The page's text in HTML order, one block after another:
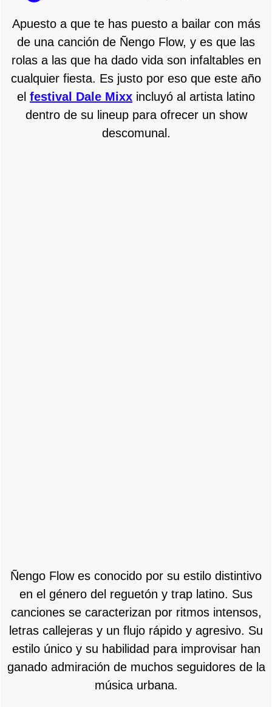
Apuesto a que te has puesto a bailar con más
de una canción de Ñengo Flow, y es que las
rolas a las que ha dado vida son infaltables en
cualquier fiesta. Es justo por eso que este año
el festival Dale Mixx incluyó al artista latino
dentro de su lineup para ofrecer un show
descomunal.
Ñengo Flow es conocido por su estilo distintivo
en el género del reguetón y trap latino. Sus
canciones se caracterizan por ritmos intensos,
letras callejeras y un flujo rápido y agresivo. Su
estilo único y su habilidad para improvisar han
ganado admiración de muchos seguidores de la
música urbana.